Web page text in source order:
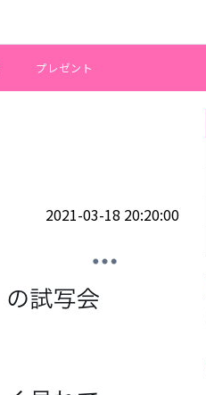
プレゼント
2021-03-18 20:20:00